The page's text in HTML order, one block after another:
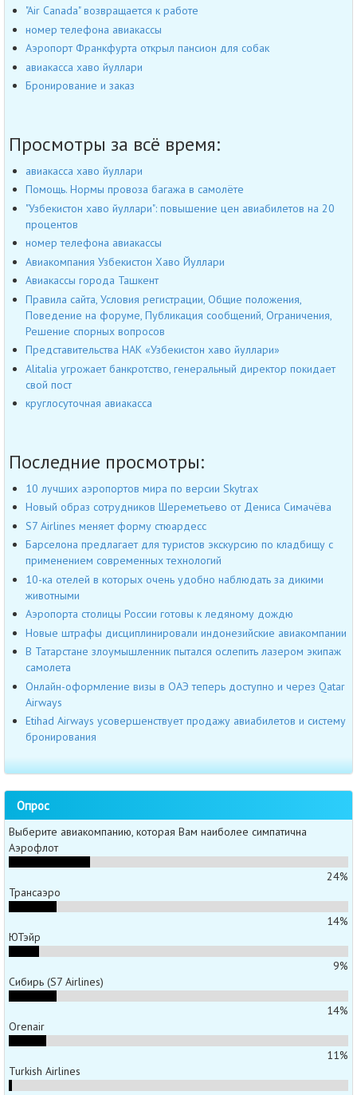
"Air Canada" возвращается к работе
номер телефона авиакассы
Аэропорт Франкфурта открыл пансион для собак
авиакасса хаво йуллари
Бронирование и заказ
Просмотры за всё время:
авиакасса хаво йуллари
Помощь. Нормы провоза багажа в самолёте
"Узбекистон хаво йуллари": повышение цен авиабилетов на 20
процентов
номер телефона авиакассы
Авиакомпания Узбекистон Хаво Йуллари
Авиакассы города Ташкент
Правила сайта, Условия регистрации, Общие положения,
Поведение на форуме, Публикация сообщений, Ограничения,
Решение спорных вопросов
Представительства НАК «Узбекистон хаво йуллари»
Alitalia угрожает банкротство, генеральный директор покидает
свой пост
круглосуточная авиакасса
Последние просмотры:
10 лучших аэропортов мира по версии Skytrax
Новый образ сотрудников Шереметьево от Дениса Симачёва
S7 Airlines меняет форму стюардесс
Барселона предлагает для туристов экскурсию по кладбищу с
применением современных технологий
10-ка отелей в которых очень удобно наблюдать за дикими
животными
Аэропорта столицы России готовы к ледяному дождю
Новые штрафы дисциплинировали индонезийские авиакомпании
В Татарстане злоумышленник пытался ослепить лазером экипаж
самолета
Онлайн-оформление визы в ОАЭ теперь доступно и через Qatar
Airways
Etihad Airways усовершенствует продажу авиабилетов и систему
бронирования
Опрос
Выберите авиакомпанию, которая Вам наиболее симпатична
Аэрофлот
24%
Трансаэро
14%
ЮТэйр
9%
Сибирь (S7 Airlines)
14%
Orenair
11%
Turkish Airlines